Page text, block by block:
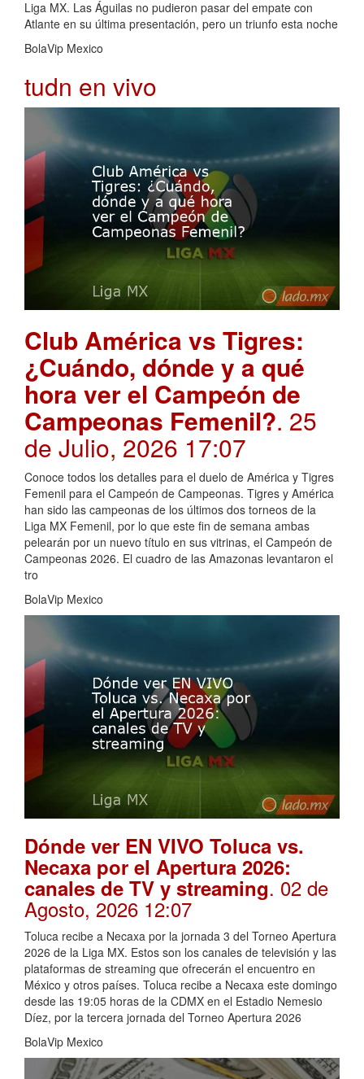
Liga MX. Las Águilas no pudieron pasar del empate con
Atlante en su última presentación, pero un triunfo esta noche
BolaVip Mexico
tudn en vivo
Club América vs Tigres:
¿Cuándo, dónde y a qué
hora ver el Campeón de
Campeonas Femenil?. 25
de Julio, 2026 17:07
Conoce todos los detalles para el duelo de América y Tigres
Femenil para el Campeón de Campeonas. Tigres y América
han sido las campeonas de los últimos dos torneos de la
Liga MX Femenil, por lo que este fin de semana ambas
pelearán por un nuevo título en sus vitrinas, el Campeón de
Campeonas 2026. El cuadro de las Amazonas levantaron el
tro
BolaVip Mexico
Dónde ver EN VIVO Toluca vs.
Necaxa por el Apertura 2026:
canales de TV y streaming. 02 de
Agosto, 2026 12:07
Toluca recibe a Necaxa por la jornada 3 del Torneo Apertura
2026 de la Liga MX. Estos son los canales de televisión y las
plataformas de streaming que ofrecerán el encuentro en
México y otros países. Toluca recibe a Necaxa este domingo
desde las 19:05 horas de la CDMX en el Estadio Nemesio
Díez, por la tercera jornada del Torneo Apertura 2026
BolaVip Mexico